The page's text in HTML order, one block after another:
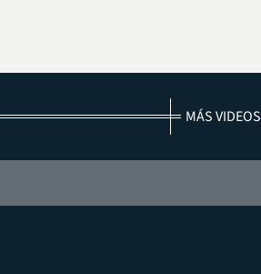
MÁS VIDEOS